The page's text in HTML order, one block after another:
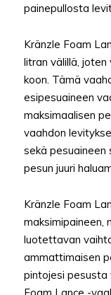
painepullosta
Kränzle Foam
litran välillä,
koon. Tämä
esipesuaineen
maksimaalisen
vaahdon
sekä
pesun juuri
Kränzle Foam
maksimipaineen,
luotettavan
ammattimaisen
pintojesi pesusta
Foam Lance -